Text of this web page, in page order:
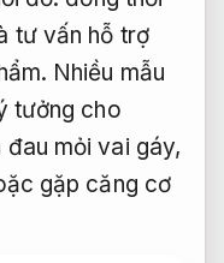
tư vấn hỗ trợ
Nhiều mẫu
tưởng cho
mỏi vai gáy,
gặp căng cơ